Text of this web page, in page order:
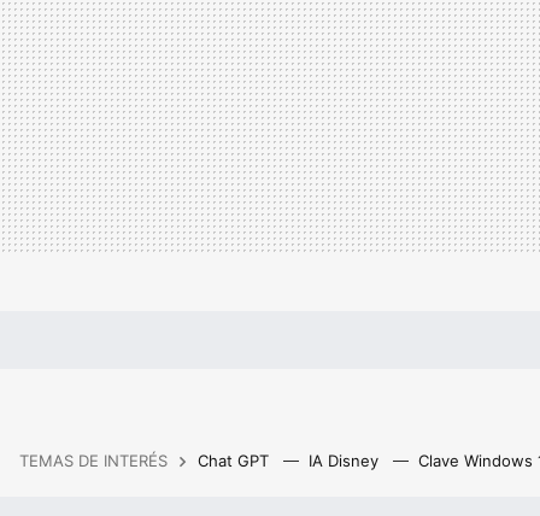
TEMAS DE INTERÉS Chat GPT IA Disney Clave Windows